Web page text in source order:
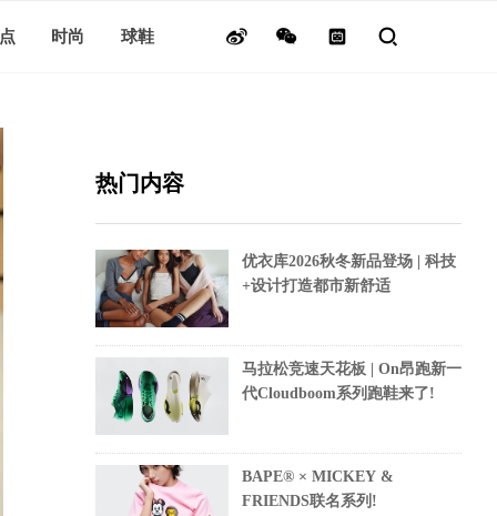
时尚 球鞋
热门内容
优衣库2026秋冬新品登场 | 科技
+设计打造都市新舒适
马拉松竞速天花板 | On昂跑新一
代Cloudboom系列跑鞋来了!
BAPE® × MICKEY &
FRIENDS联名系列!